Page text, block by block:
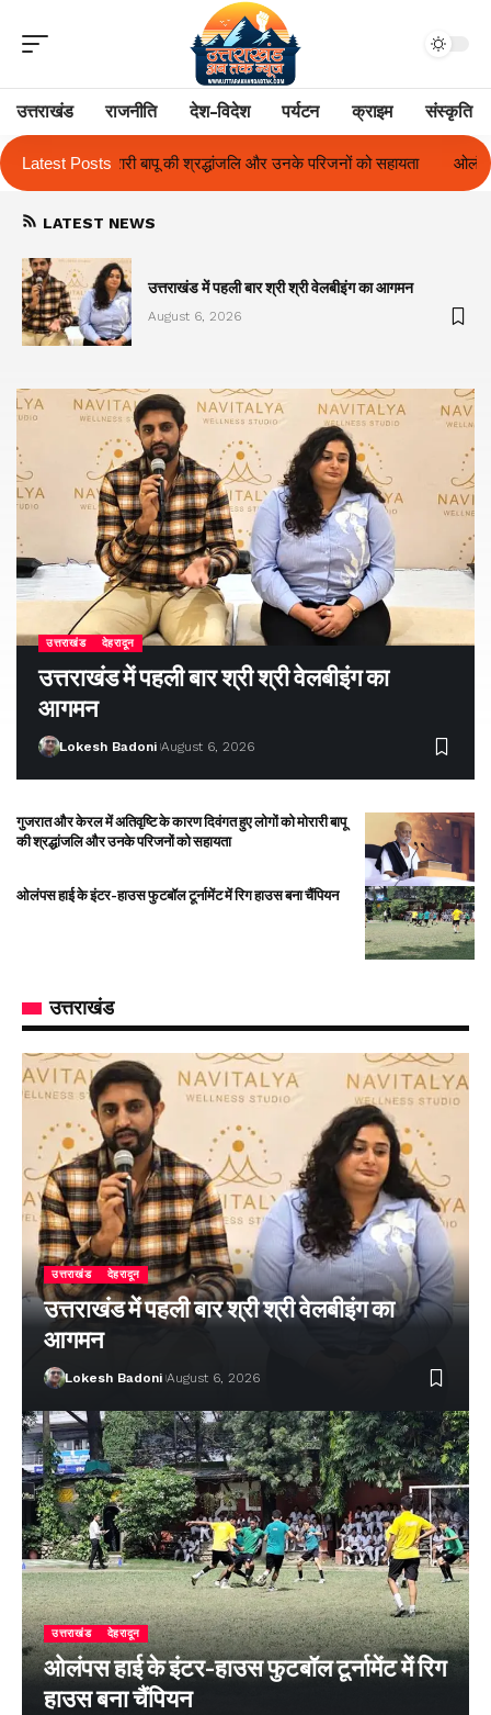
उत्तराखंड राजनीति देश-विदेश पर्यटन क्राइम संस्कृति
Latest Posts
उनके परिजनों को सहायता ओलंपस हाई के इंटर-हाउस फुटबॉल टूर्नामेंट में रिग
LATEST NEWS
उत्तराखंड में पहली बार श्री श्री वेलबीइंग का आगमन
August 6, 2026
उत्तराखंड देहरादून
उत्तराखंड में पहली बार श्री श्री वेलबीइंग का
आगमन
Lokesh Badoni August 6, 2026
गुजरात और केरल में अतिवृष्टि के कारण दिवंगत हुए लोगों को मोरारी बापू
की श्रद्धांजलि और उनके परिजनों को सहायता
ओलंपस हाई के इंटर-हाउस फुटबॉल टूर्नामेंट में रिग हाउस बना चैंपियन
उत्तराखंड
उत्तराखंड देहरादून
उत्तराखंड में पहली बार श्री श्री वेलबीइंग का
आगमन
Lokesh Badoni August 6, 2026
उत्तराखंड देहरादून
ओलंपस हाई के इंटर-हाउस फुटबॉल टूर्नामेंट में रिग
हाउस बना चैंपियन